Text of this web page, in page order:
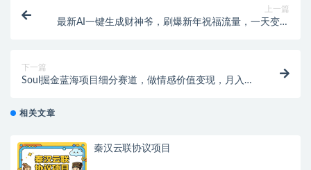
上一篇
最新AI一键生成财神爷，刷爆新年祝福流量，一天变现
下一篇
Soul掘金蓝海项目细分赛道，做情感价值变现，月入
相关文章
秦汉云联协议项目